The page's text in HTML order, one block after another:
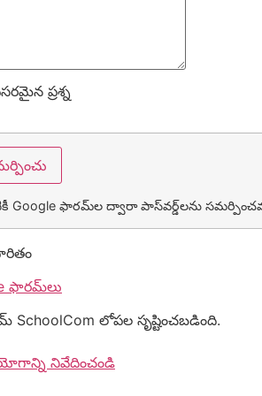
ప్రశ్న
Google ఫారమ్‌ల ద్వారా పాస్‌వర్డ్‌లను
ఫారమ్‌లు
లోపల సృష్టించబడింది.
నివేదించండి